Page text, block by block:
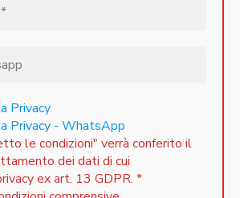
Privacy
Privacy - WhatsApp
le condizioni" verrà conferito il
dei dati di cui
ex art. 13 GDPR. *